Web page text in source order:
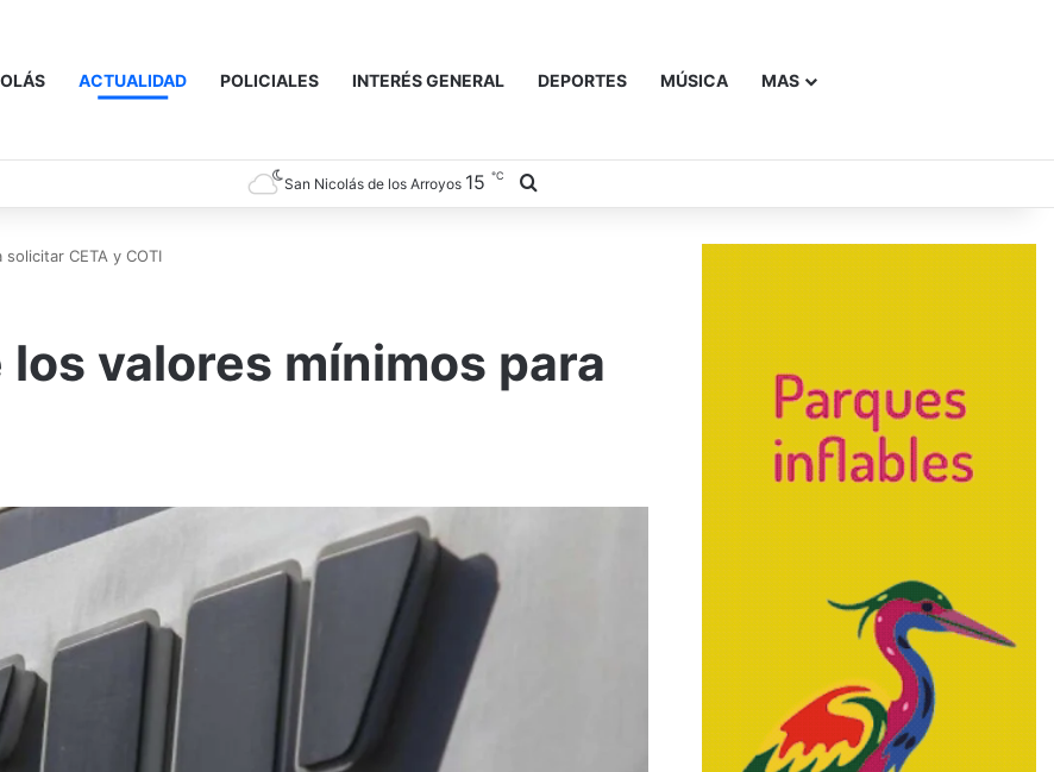
ACTUALIDAD POLICIALES INTERÉS GENERAL DEPORTES MÚSICA MAS
San Nicolás de los Arroyos 15 ℃ Buscar
CETA y COTI
valores mínimos para